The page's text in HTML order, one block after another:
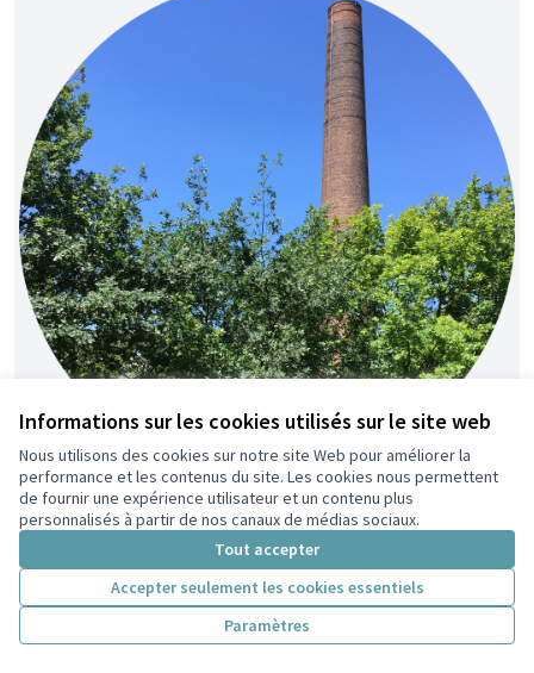
Informations sur les cookies utilisés sur le site web
Nous utilisons des cookies sur notre site Web pour améliorer la
performance et les contenus du site. Les cookies nous permettent
de fournir une expérience utilisateur et un contenu plus
personnalisés à partir de nos canaux de médias sociaux.
Tout accepter
Accepter seulement les cookies essentiels
Paramètres
Renaturons le Parc du Centre !
Nico
7 36